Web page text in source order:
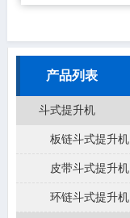
产品列表
斗式提升机
板链斗式提升机
皮带斗式提升机
环链斗式提升机